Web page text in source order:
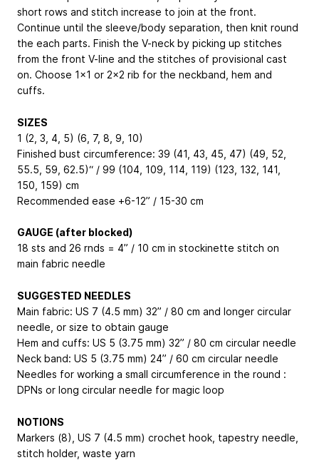
short rows and stitch increase to join at the front.
Continue until the sleeve/body separation, then knit round
the each parts. Finish the V-neck by picking up stitches
from the front V-line and the stitches of provisional cast
on. Choose 1x1 or 2x2 rib for the neckband, hem and
cuffs.
SIZES
1 (2, 3, 4, 5) (6, 7, 8, 9, 10)
Finished bust circumference: 39 (41, 43, 45, 47) (49, 52,
55.5, 59, 62.5)“ / 99 (104, 109, 114, 119) (123, 132, 141,
150, 159) cm
Recommended ease +6-12” / 15-30 cm
GAUGE (after blocked)
18 sts and 26 rnds = 4” / 10 cm in stockinette stitch on
main fabric needle
SUGGESTED NEEDLES
Main fabric: US 7 (4.5 mm) 32” / 80 cm and longer circular
needle, or size to obtain gauge
Hem and cuffs: US 5 (3.75 mm) 32” / 80 cm circular needle
Neck band: US 5 (3.75 mm) 24” / 60 cm circular needle
Needles for working a small circumference in the round :
DPNs or long circular needle for magic loop
NOTIONS
Markers (8), US 7 (4.5 mm) crochet hook, tapestry needle,
stitch holder, waste yarn